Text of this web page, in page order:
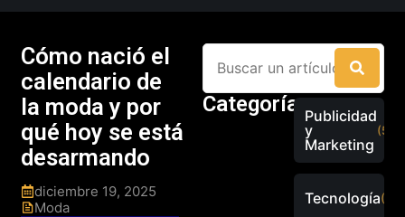
Cómo nació el
calendario de
la moda y por
qué hoy se está
desarmando
diciembre 19, 2025
Moda
CategoríasPublicidad
y
Marketing
Tecnología